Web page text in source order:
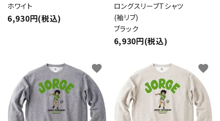
ホワイト
6,930円(税込)
ロングスリーブTシャツ
(袖リブ)
ブラック
6,930円(税込)
favorite favorite